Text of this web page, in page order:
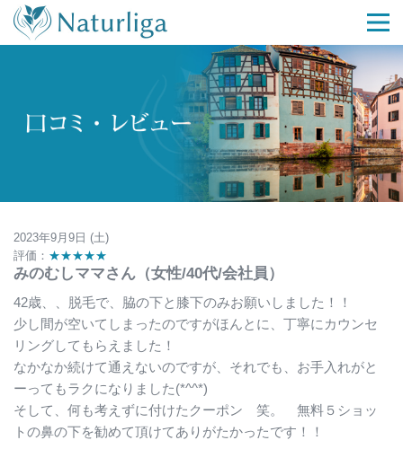
2023年9月9日 (土)
評価： ★★★★★
みのむしママさん（女性/40代/会社員）
42歳、、脱毛で、脇の下と膝下のみお願いしました！！
少し間が空いてしまったのですがほんとに、丁寧にカウンセ
リングしてもらえました！
なかなか続けて通えないのですが、それでも、お手入れがと
ーってもラクになりました(*^^*)
そして、何も考えずに付けたクーポン 笑。 無料５ショッ
トの鼻の下を勧めて頂けてありがたかったです！！